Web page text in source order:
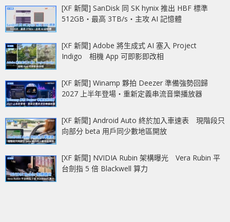
[XF 新聞] SanDisk 同 SK hynix 推出 HBF 標準
512GB‧最高 3TB/s‧主攻 AI 記憶體
[XF 新聞] Adobe 將生成式 AI 塞入 Project
Indigo 相機 App 可即影即改相
[XF 新聞] Winamp 夥拍 Deezer 準備強勢回歸
2027 上半年登場‧重新定義串流音樂播放器
[XF 新聞] Android Auto 終於加入車速表 現階段只
向部分 beta 用戶同少數地區開放
[XF 新聞] NVIDIA Rubin 架構曝光 Vera Rubin 平
台劍指 5 倍 Blackwell 算力